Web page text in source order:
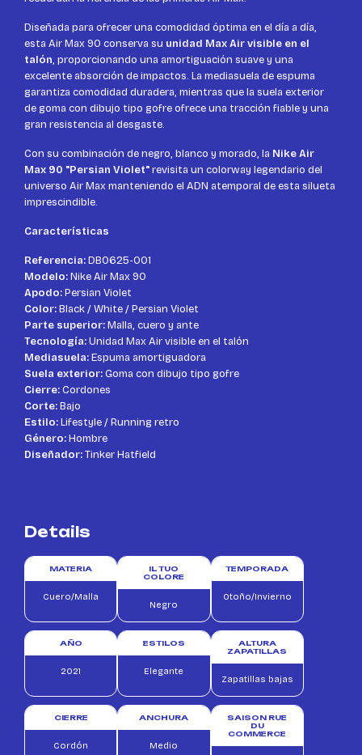
Diseñada para ofrecer una comodidad óptima en el día a día,
esta Air Max 90 conserva su unidad Max Air visible en el
talón, proporcionando una amortiguación suave y una
excelente absorción de impactos. La mediasuela de espuma
garantiza comodidad duradera, mientras que la suela exterior
de goma con dibujo tipo gofre ofrece una tracción fiable y una
gran resistencia al desgaste.
Con su combinación de negro, blanco y morado, la Nike Air
Max 90 "Persian Violet"revisita un colorway legendario del
universo Air Max manteniendo el ADN atemporal de esta silueta
imprescindible.
Características
Referencia:DB0625-001
Modelo:Nike Air Max 90
Apodo:Persian Violet
Color:Black / White / Persian Violet
Parte superior:Malla, cuero y ante
Tecnología:Unidad Max Air visible en el talón
Mediasuela:Espuma amortiguadora
Suela exterior:Goma con dibujo tipo gofre
Cierre:Cordones
Corte:Bajo
Estilo:Lifestyle / Running retro
Género:Hombre
Diseñador:Tinker Hatfield
Details
MATERIA
Cuero/Malla
IL TUO
COLORE
Negro
TEMPORADA
Otoño/Invierno
AÑO
2021
ESTILOS
Elegante
ALTURA
ZAPATILLAS
Zapatillas bajas
CIERRE
Cordón
ANCHURA
Medio
SAISON RUE
DU
COMMERCE